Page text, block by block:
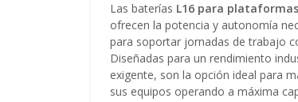
Las baterías L16 para plataformas
ofrecen la potencia y autonomía
para soportar jornadas de trabajo
Diseñadas para un rendimiento
exigente, son la opción ideal para
sus equipos operando a máxima